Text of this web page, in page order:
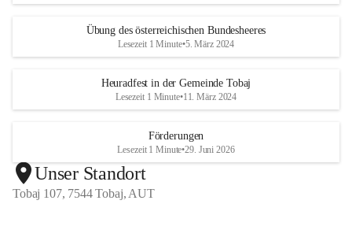
Übung des österreichischen Bundesheeres
Lesezeit 1 Minute•5. März 2024
Heuradfest in der Gemeinde Tobaj
Lesezeit 1 Minute•11. März 2024
Förderungen
Lesezeit 1 Minute•29. Juni 2026
Unser Standort
Tobaj 107, 7544 Tobaj, AUT